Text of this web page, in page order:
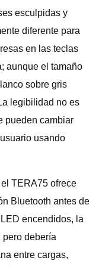
esculpidas y
diferente para
en las teclas
aunque el tamaño
sobre gris
legibilidad no es
pueden cambiar
usando
TERA75 ofrece
Bluetooth antes de
encendidos, la
pero debería
entre cargas,